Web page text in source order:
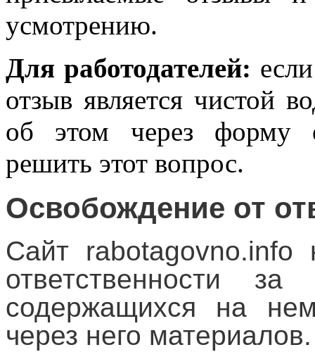
усмотрению.
Для работодателей:
отзыв является чистой
об этом через форму
решить этот вопрос.
Освобождение от
Сайт rabotagovno.info
ответственности за
содержащихся на
через него материалов.